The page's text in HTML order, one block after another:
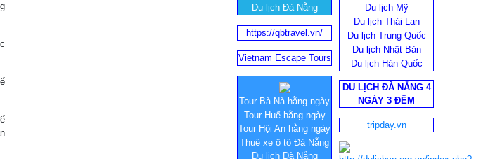
Du lịch Đà Nẵng
Du lịch Mỹ
Du lịch Thái Lan
Du lịch Trung Quốc
Du lịch Nhật Bản
Du lịch Hàn Quốc
https://qbtravel.vn/
Vietnam Escape Tours
Tour Bà Nà hằng ngày
Tour Huế hằng ngày
Tour Hội An hằng ngày
Thuê xe ô tô Đà Nẵng
Du lịch Đà Nẵng
DU LỊCH ĐÀ NẴNG 4
NGÀY 3 ĐÊM
tripday.vn